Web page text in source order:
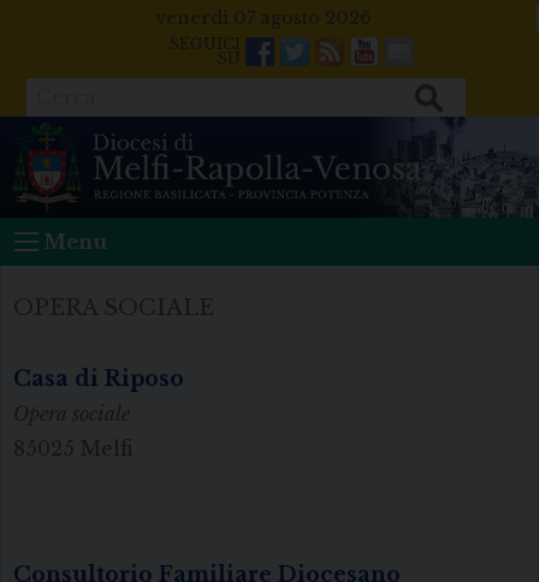
venerdì 07 agosto 2026
Facebook
Twitter
FeedsYoutube
Mail
Menu
Casa di Riposo
Opera sociale
85025 Melfi
Consultorio Familiare Diocesano